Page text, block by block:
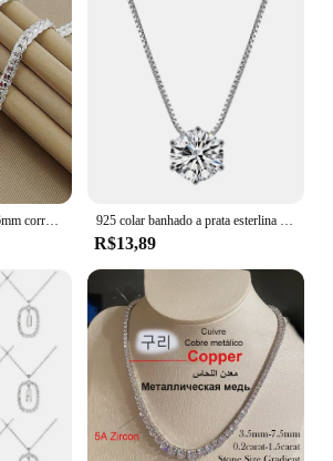
Kcllp 925 prata esterlina 6mm corrente lateral 8/18/20/22/24 Polegada colar para mulher masculino moda casamento noivado jóias presente 925 colar banhado a prata esterlina para mulheres, AAA zircão, corrente de clavícula, versátil, único, espumante, jóias casamento, quente, por atacado
R$13,89